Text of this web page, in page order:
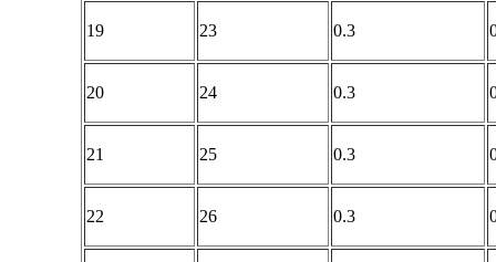
19 23 0.3
20 24 0.3
21 25 0.3
22 26 0.3